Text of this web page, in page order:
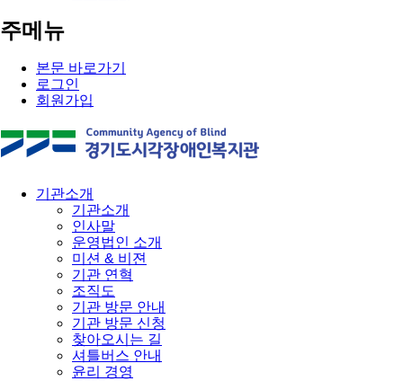
주메뉴
본문 바로가기
로그인
회원가입
기관소개
기관소개
인사말
운영법인 소개
미션 & 비젼
기관 연혁
조직도
기관 방문 안내
기관 방문 신청
찾아오시는 길
셔틀버스 안내
윤리 경영